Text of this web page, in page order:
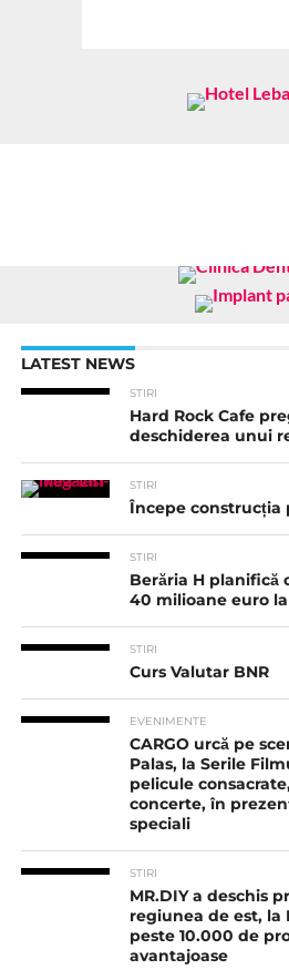
LATEST NEWS
STIRI
Hard Rock Cafe
deschiderea unui
STIRI
Începe construcția
STIRI
Berăria H planifică
40 milioane euro
STIRI
Curs Valutar BNR
EVENIMENTE
CARGO urcă pe
Palas, la Serile
pelicule
concerte, în
speciali
STIRI
MR.DIY a deschis
regiunea de est, la
peste 10.000 de
avantajoase